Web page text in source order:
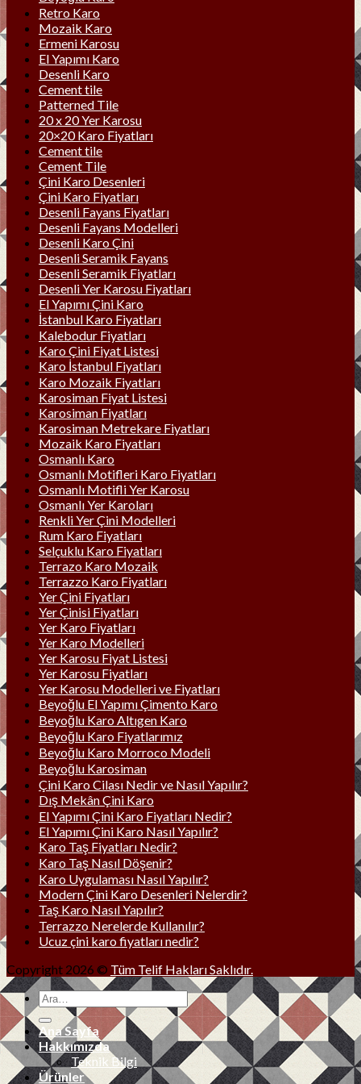
Retro Karo
Mozaik Karo
Ermeni Karosu
El Yapımı Karo
Desenli Karo
Cement tile
Patterned Tile
20 x 20 Yer Karosu
20×20 Karo Fiyatları
Cement tile
Cement Tile
Çini Karo Desenleri
Çini Karo Fiyatları
Desenli Fayans Fiyatları
Desenli Fayans Modelleri
Desenli Karo Çini
Desenli Seramik Fayans
Desenli Seramik Fiyatları
Desenli Yer Karosu Fiyatları
El Yapımı Çini Karo
İstanbul Karo Fiyatları
Kalebodur Fiyatları
Karo Çini Fiyat Listesi
Karo İstanbul Fiyatları
Karo Mozaik Fiyatları
Karosiman Fiyat Listesi
Karosiman Fiyatları
Karosiman Metrekare Fiyatları
Mozaik Karo Fiyatları
Osmanlı Karo
Osmanlı Motifleri Karo Fiyatları
Osmanlı Motifli Yer Karosu
Osmanlı Yer Karoları
Renkli Yer Çini Modelleri
Rum Karo Fiyatları
Selçuklu Karo Fiyatları
Terrazo Karo Mozaik
Terrazzo Karo Fiyatları
Yer Çini Fiyatları
Yer Çinisi Fiyatları
Yer Karo Fiyatları
Yer Karo Modelleri
Yer Karosu Fiyat Listesi
Yer Karosu Fiyatları
Yer Karosu Modelleri ve Fiyatları
Beyoğlu El Yapımı Çimento Karo
Beyoğlu Karo Altıgen Karo
Beyoğlu Karo Fiyatlarımız
Beyoğlu Karo Morroco Modeli
Beyoğlu Karosiman
Çini Karo Cilası Nedir ve Nasıl Yapılır?
Dış Mekân Çini Karo
El Yapımı Çini Karo Fiyatları Nedir?
El Yapımı Çini Karo Nasıl Yapılır?
Karo Taş Fiyatları Nedir?
Karo Taş Nasıl Döşenir?
Karo Uygulaması Nasıl Yapılır?
Modern Çini Karo Desenleri Nelerdir?
Taş Karo Nasıl Yapılır?
Terrazzo Nerelerde Kullanılır?
Ucuz çini karo fiyatları nedir?
Copyright 2026 © Tüm Telif Hakları Saklıdır.
Ana Sayfa
Hakkımızda
Teknik Bilgi
Ürünler